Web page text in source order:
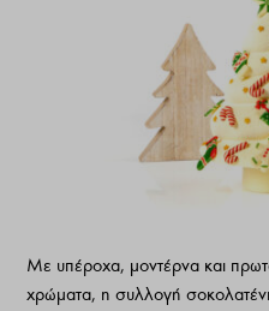
Με υπέροχα, μοντέρνα και
χρώματα, η συλλογή